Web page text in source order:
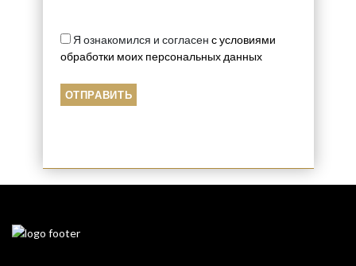
Я ознакомился и согласен с условиями
обработки моих персональных данных